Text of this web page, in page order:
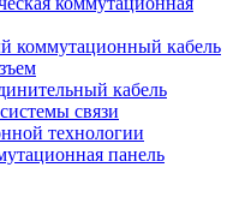
коммутационный кабель
кабель
связи
технологии
панель